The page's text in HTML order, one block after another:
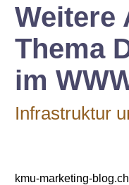
Weitere
Thema
im
Infrastruktur
kmu-marketing-blog.ch